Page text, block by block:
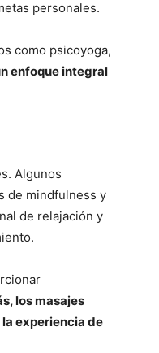
personales.
como psicoyoga,
enfoque integral
Algunos
de mindfulness y
de relajación y
los masajes
experiencia de